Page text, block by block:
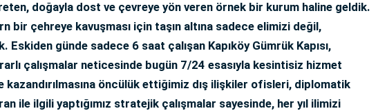
doğayla dost ve çevreye yön veren örnek bir kurum haline geldik.
bir çehreye kavuşması için taşın altına sadece elimizi değil,
Eskiden günde sadece 6 saat çalışan Kapıköy Gümrük Kapısı,
çalışmalar neticesinde bugün 7/24 esasıyla kesintisiz hizmet
kazandırılmasına öncülük ettiğimiz dış ilişkiler ofisleri, diplomatik
ile ilgili yaptığımız stratejik çalışmalar sayesinde, her yıl ilimizi